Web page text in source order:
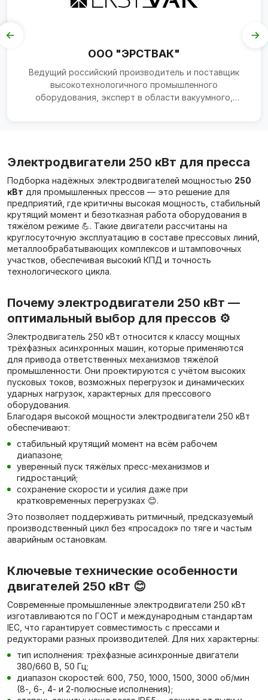
ООО "ЭРСТВАК"
Ведущий российский производитель и поставщик
высокотехнологичного промышленного
оборудования, эксперт в области вакуумного,
Электродвигатели 250 кВт для пресса
Подборка надёжных электродвигателей мощностью 250
кВт для промышленных прессов — это решение для
предприятий, где критичны высокая мощность, стабильный
крутящий момент и безотказная работа оборудования в
тяжёлом режиме 💪. Такие двигатели рассчитаны на
круглосуточную эксплуатацию в составе прессовых линий,
металлообрабатывающих комплексов и штамповочных
участков, обеспечивая высокий КПД и точность
технологического цикла.
Почему электродвигатели 250 кВт —
оптимальный выбор для прессов ⚙️
Электродвигатель 250 кВт относится к классу мощных
трёхфазных асинхронных машин, которые применяются
для привода ответственных механизмов тяжёлой
промышленности. Они проектируются с учётом высоких
пусковых токов, возможных перегрузок и динамических
ударных нагрузок, характерных для прессового
оборудования.
Благодаря высокой мощности электродвигатели 250 кВт
обеспечивают:
стабильный крутящий момент на всём рабочем
диапазоне;
уверенный пуск тяжёлых пресс‑механизмов и
гидростанций;
сохранение скорости и усилия даже при
кратковременных перегрузках 😊.
Это позволяет поддерживать ритмичный, предсказуемый
производственный цикл без «просадок» по тяге и частым
аварийным остановкам.
Ключевые технические особенности
двигателей 250 кВт 😊
Современные промышленные электродвигатели 250 кВт
изготавливаются по ГОСТ и международным стандартам
IEC, что гарантирует совместимость с прессами и
редукторами разных производителей. Для них характерны:
тип исполнения: трёхфазные асинхронные двигатели
380/660 В, 50 Гц;
диапазон скоростей: 600, 750, 1000, 1500, 3000 об/мин
(8‑, 6‑, 4‑ и 2‑полюсные исполнения);